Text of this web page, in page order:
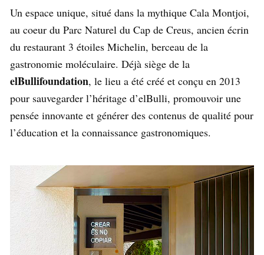
Un espace unique, situé dans la mythique Cala Montjoi,
au coeur du Parc Naturel du Cap de Creus, ancien écrin
du restaurant 3 étoiles Michelin, berceau de la
gastronomie moléculaire. Déjà siège de la
elBullifoundation, le lieu a été créé et conçu en 2013
pour sauvegarder l’héritage d’elBulli, promouvoir une
pensée innovante et générer des contenus de qualité pour
l’éducation et la connaissance gastronomiques.